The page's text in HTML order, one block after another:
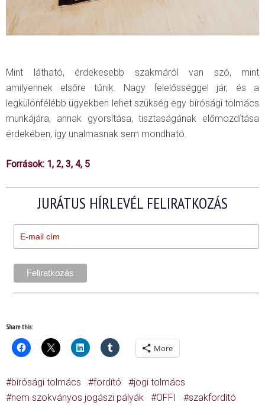
Mint látható, érdekesebb szakmáról van szó, mint
amilyennek elsőre tűnik. Nagy felelősséggel jár, és a
legkülönfélébb ügyekben lehet szükség egy bírósági tolmács
munkájára, annak gyorsítása, tisztaságának előmozdítása
érdekében, így unalmasnak sem mondható.
Források: 1, 2, 3, 4, 5
JURÁTUS HÍRLEVÉL FELIRATKOZÁS
Share this:
More
bírósági tolmács fordító
jogi tolmács
nem szokványos jogászi pályák
OFFI szakfordító